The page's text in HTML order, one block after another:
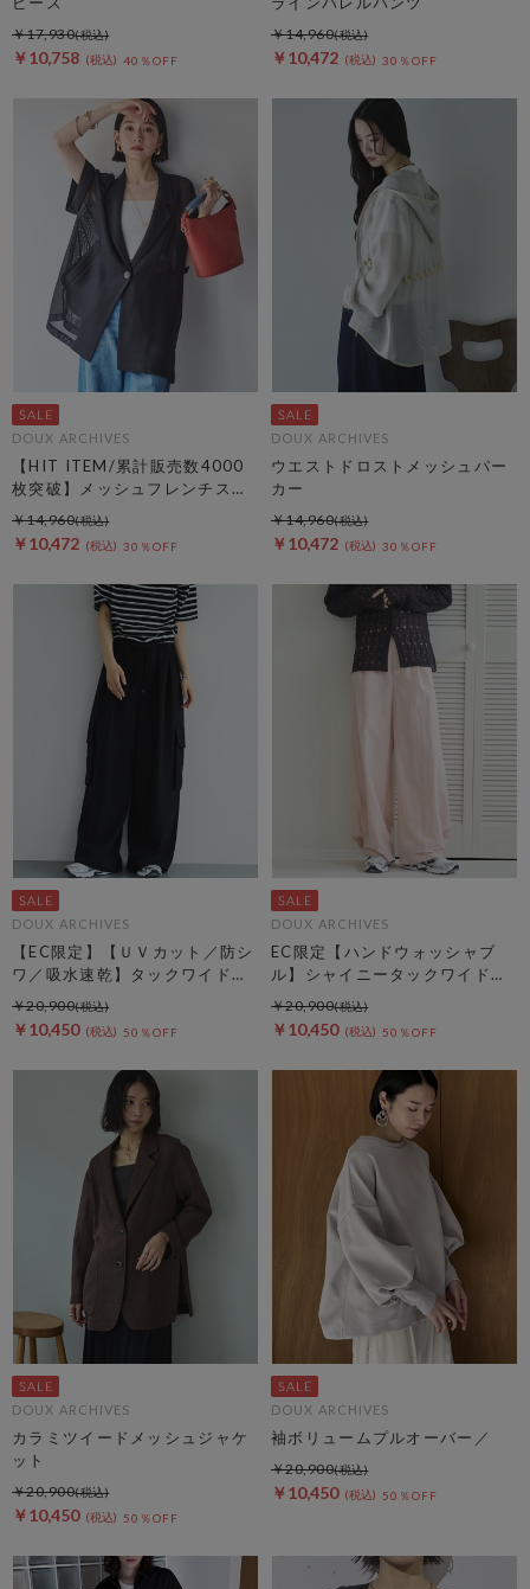
￥10,758 40％OFF
￥17,930
￥10,472 30％OFF
￥14,960
DOUX ARCHIVES
【HIT ITEM/累計販売数4000
枚突破】メッシュフレンチスリ
ーブジャケット／
￥10,472 30％OFF
￥14,960
DOUX ARCHIVES
ウエストドロストメッシュパー
カー
￥10,472 30％OFF
￥14,960
DOUX ARCHIVES
【EC限定】【ＵＶカット／防シ
ワ／吸水速乾】タックワイドカ
ーゴパンツ
￥10,450 50％OFF
￥20,900
DOUX ARCHIVES
EC限定【ハンドウォッシャブ
ル】シャイニータックワイドパ
ンツ
￥10,450 50％OFF
￥20,900
DOUX ARCHIVES
カラミツイードメッシュジャケ
ット
￥10,450 50％OFF
￥20,900
DOUX ARCHIVES
袖ボリュームプルオーバー／
￥10,450 50％OFF
￥20,900